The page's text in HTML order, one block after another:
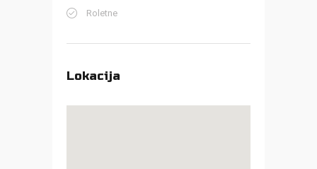
Roletne
Lokacija